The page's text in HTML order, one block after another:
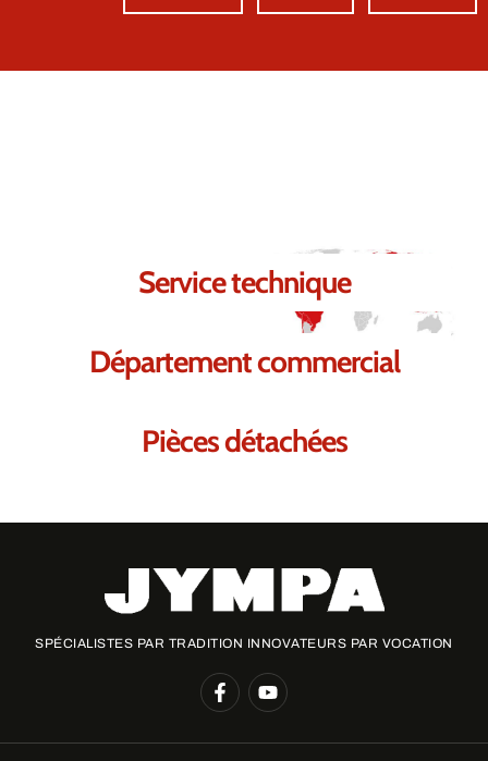
Service technique
Département commercial
Pièces détachées
SPÉCIALISTES PAR TRADITION INNOVATEURS PAR VOCATION